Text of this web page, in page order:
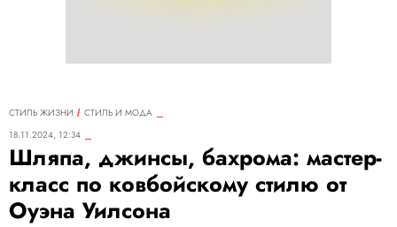
СТИЛЬ ЖИЗНИ
СТИЛЬ И МОДА
18.11.2024, 12:34
Шляпа, джинсы, бахрома: мастер-
класс по ковбойскому стилю от
Оуэна Уилсона